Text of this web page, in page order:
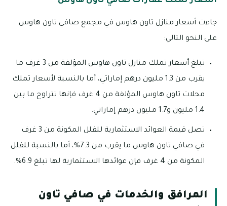
جاءت أسعار منازل تاون هاوس في مجمع صافي تاون هاوس
على النحو التالي:
تبلغ أسعار تملك منازل تاون هاوس المؤلفة من 3 غرف ما
يقرب من 1.3 مليون درهم إماراتي، أما بالنسبة لأسعار تملك
محلات تاون هاوس المؤلفة من 4 غرف فإنها تتراوح ما بين
1.4 مليون و1.7 مليون درهم إماراتي.
تصل قيمة العوائد الاستثمارية للفلل المكونة من 3 غرف
في صافي تاون هاوس ما يقرب من 7.3%، أما بالنسبة للفلل
المكونة من 4 غرف فإن عوائدها الاستثمارية لها تبلغ 6.9%.
المرافق والخدمات في صافي تاون